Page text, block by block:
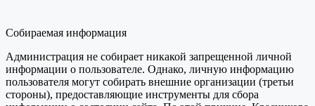
Собираемая информация
Администрация не собирает никакой запрещенной личной
информации о пользователе. Однако, личную информацию
пользователя могут собирать внешние организации (третьи
стороны), предоставляющие инструменты для сбора